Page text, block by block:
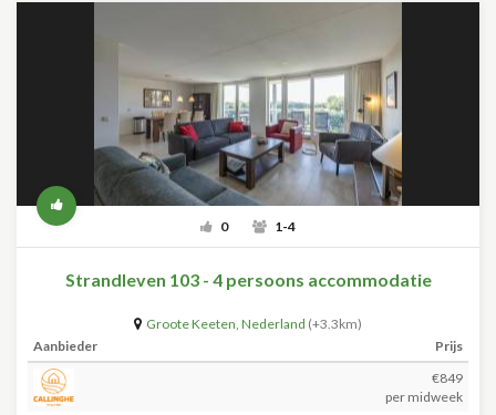
0 1-4
Strandleven 103 - 4 persoons accommodatie
Groote Keeten, Nederland (+3.3km)
Aanbieder
Prijs
€849
per midweek